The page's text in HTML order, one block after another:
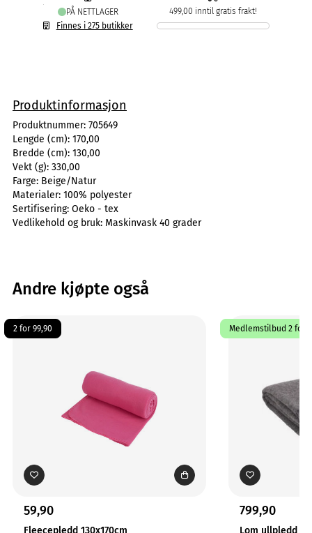
PÅ NETTLAGER
Finnes i 275 butikker
499,00 inntil gratis frakt!
Produktinformasjon
Produktnummer: 705649
Lengde (cm): 170,00
Bredde (cm): 130,00
Vekt (g): 330,00
Farge: Beige/Natur
Materialer: 100% polyester
Sertifisering: Oeko - tex
Vedlikehold og bruk: Maskinvask 40 grader
Andre kjøpte også
2 for 99,90
59,90
Fleecepledd 130x170cm
Medlemstilbud 2 for 1
799,90
Lom ullpledd